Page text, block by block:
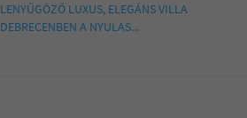
LENYŰGÖZŐ LUXUS, ELEGÁNS VILLA
DEBRECENBEN A NYULAS...